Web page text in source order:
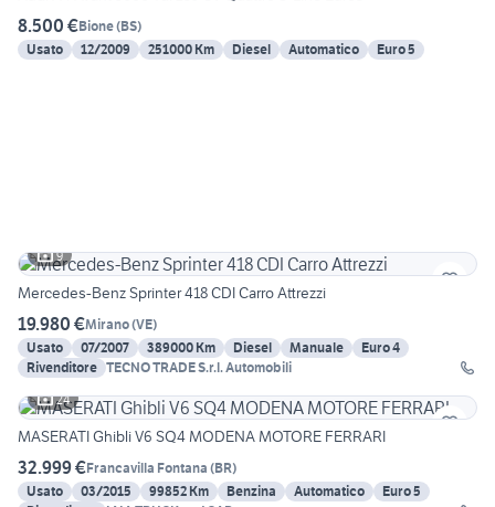
8.500 €Bione(BS)
Usato
12/2009 251000 Km Diesel Automatico Euro 5
9
Mercedes-Benz Sprinter 418 CDI Carro Attrezzi
19.980 €Mirano(VE)
Usato
07/2007 389000 Km Diesel Manuale
Euro 4
Rivenditore TECNO TRADE S.r.l. Automobili
24
MASERATI Ghibli V6 SQ4 MODENA MOTORE FERRARI
32.999 €Francavilla Fontana (BR)
Usato
03/2015 99852 Km Benzina Automatico
Euro 5